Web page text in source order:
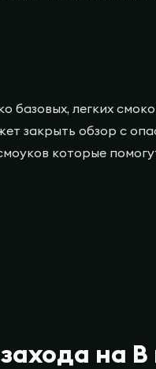
легких
закрыть обзор с
которые
на B